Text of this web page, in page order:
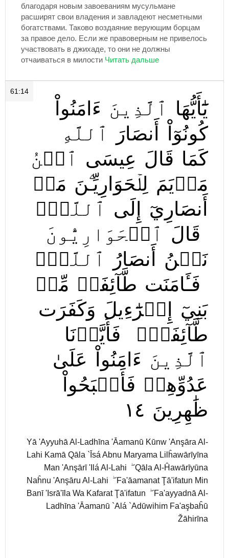
благодаря новым завоеваниям мусульмане
расширят свои владения и завладеют несметными
богатствами. Таково воздаяние верующим борцам
за правое дело. Если же правоверным не привелось
участвовать в джихаде, то они не должны
отчаиваться в милости
61:14
يَٰٓأَيُّهَا ٱلَّذِينَ ءَامَنُواْ
كُونُوٓاْ
أَنصَارَ
ٱللَّهِ
كَمَا قَالَ عِيسَى ٱبۡنُ
مَرۡيَمَ لِلۡحَوَارِيِّـۧنَ مَنۡ
أَنصَارِيٓ
إِلَى ٱللَّهِۖ
قَالَ ٱلۡحَوَارِيُّونَ
نَحۡنُ
أَنصَارُ
ٱللَّهِۖ
فَـَٔامَنَت طَّآئِفَةٞ مِّنۢ
بَنِيٓ
إِسۡرَٰٓءِيلَ وَكَفَرَت
طَّآئِفَةٞۖ
فَأَيَّدۡنَا
ٱلَّذِينَ ءَامَنُواْ
عَلَىٰ
عَدُوِّهِمۡ فَأَصۡبَحُواْ
ظَٰهِرِينَ ١٤
Yā 'Ayyuhā Al-Ladhīna 'Āamanū Kūnw 'Anşāra Al-
Lahi Kamā Qāla `Īsá Abnu Maryama Lilĥawārīyīna
Man 'Anşārī 'Ilá Al-Lahi ۖ Qāla Al-Ĥawārīyūna
Naĥnu 'Anşāru Al-Lahi ۖ Fa'āamanat Ţā'ifatun Min
Banī 'Isrā'īla Wa Kafarat Ţā'ifatun ۖ Fa'ayyadnā Al-
Ladhīna 'Āamanū `Alá `Adūwihim Fa'aşbaĥū
Žāhirīna